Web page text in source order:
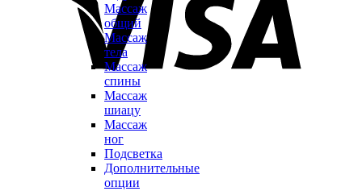
Массаж
общий
Массаж
тела
Массаж
спины
Массаж
шиацу
Массаж
ног
Подсветка
Дополнительные
опции